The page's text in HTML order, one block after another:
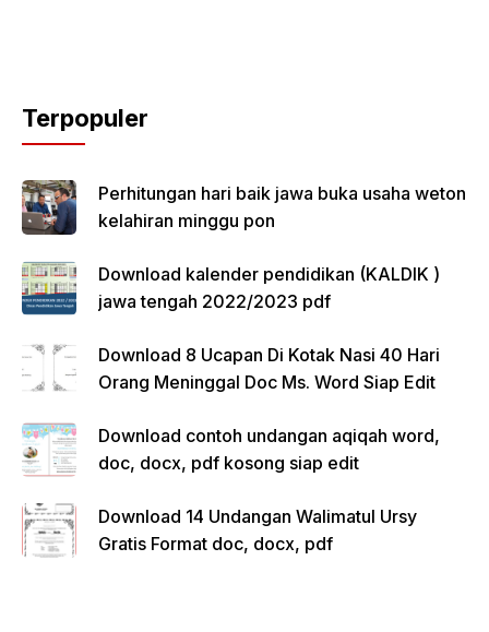
Terpopuler
Perhitungan hari baik jawa buka usaha weton
kelahiran minggu pon
Download kalender pendidikan (KALDIK )
jawa tengah 2022/2023 pdf
Download 8 Ucapan Di Kotak Nasi 40 Hari
Orang Meninggal Doc Ms. Word Siap Edit
Download contoh undangan aqiqah word,
doc, docx, pdf kosong siap edit
Download 14 Undangan Walimatul Ursy
Gratis Format doc, docx, pdf